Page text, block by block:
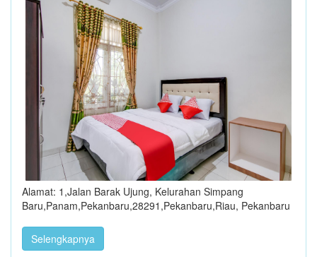
Alamat: 1,Jalan Barak Ujung, Kelurahan Simpang
Baru,Panam,Pekanbaru,28291,Pekanbaru,Riau, Pekanbaru
Selengkapnya